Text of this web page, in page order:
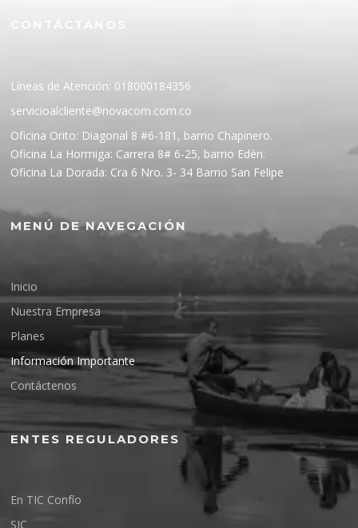
Líneas de Atención: 018000184356
servicioalcliente@novacom.com.co
Oficina Orito: Diagonal 8 #6-181, barrio Chapinero.
Oficina La Hormiga: Carrera 8# 6-25, barrio Edén.
Oficina La Dorada: Cra 6 Nro. 3- 34 Barrio San Felipe
MENÚ DE NAVEGACIÓN
Inicio
Nuestra Empresa
Planes
Información Importante
Contáctenos
ENTES REGULADORES
En TIC Confío
SIC